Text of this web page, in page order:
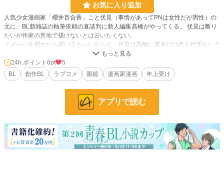
お気に入り追加
人気少女漫画家「櫻井百合香」こと伏見（事情があってPNは女性だが男性）の
元に、BL新雑誌の執筆依頼の直談判に新人編集高橋がやってくる。 伏見は断り
たいが作家の意地で描けないとは云いたくない。
イメージを掴めたら描いてもいいからと、伏見は高橋に週末だけ恋人代理をして
新人編集と覆面漫画家、三日間のパルプフィクション（くだらない話）
1,406 位 / 1,406 件
326 位 / 326 件
お気に入り 9
24h.ポイント 0 pt
24h.ポイント 0pt
5
BL
創作BL ラブコメ 眼鏡 漫画家漫画 年上受け
アプリで読む